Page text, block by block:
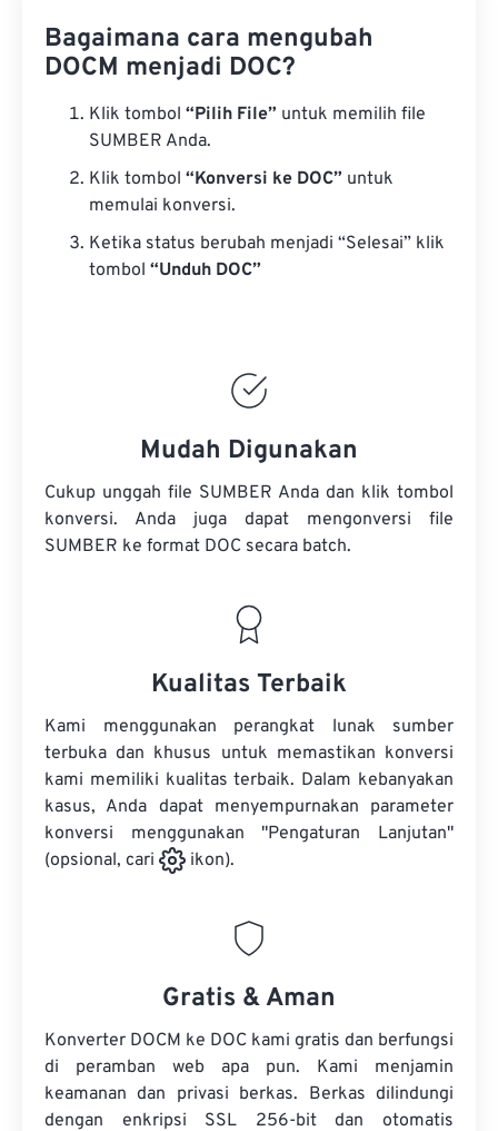
Bagaimana cara mengubah
DOCM menjadi DOC?
Klik tombol “Pilih File” untuk memilih file
SUMBER Anda.
Klik tombol “Konversi ke DOC” untuk
memulai konversi.
Ketika status berubah menjadi “Selesai” klik
tombol “Unduh DOC”
Mudah Digunakan
Cukup unggah file SUMBER Anda dan klik tombol
konversi. Anda juga dapat mengonversi file
SUMBER ke format DOC secara batch.
Kualitas Terbaik
Kami menggunakan perangkat lunak sumber
terbuka dan khusus untuk memastikan konversi
kami memiliki kualitas terbaik. Dalam kebanyakan
kasus, Anda dapat menyempurnakan parameter
konversi menggunakan "Pengaturan Lanjutan"
(opsional, cari
ikon).
Gratis & Aman
Konverter DOCM ke DOC kami gratis dan berfungsi
di peramban web apa pun. Kami menjamin
keamanan dan privasi berkas. Berkas dilindungi
dengan enkripsi SSL 256-bit dan otomatis